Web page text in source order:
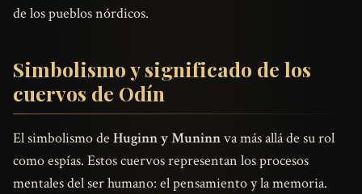
de los pueblos nórdicos.
Simbolismo y significado de los
cuervos de Odín
El simbolismo de Huginn y Muninnva más allá de su rol
como espías. Estos cuervos representan los procesos
mentales del ser humano: el pensamiento y la memoria.